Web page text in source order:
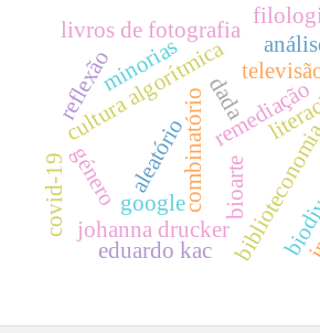
bioarte
combinatórioremediação
google
cultura algorítmica
livros de fotografia
johanna drucker
eduardo kac
aleatório
reflexão
género
dada
covid-19
minorias